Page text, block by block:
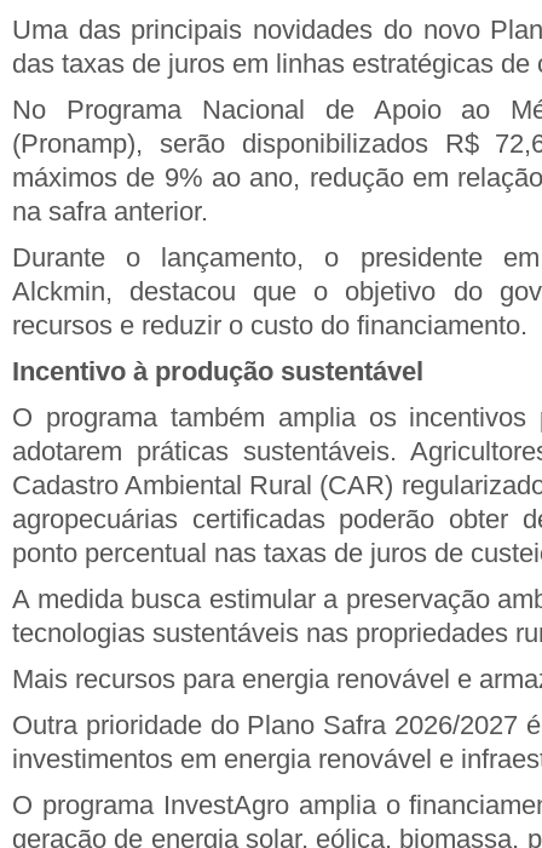
Uma das principais novidades do novo
das taxas de juros em linhas estratégicas de
No Programa Nacional de Apoio ao
(Pronamp), serão disponibilizados R$
máximos de 9% ao ano, redução em
na safra anterior.
Durante o lançamento, o presidente
Alckmin, destacou que o objetivo do
recursos e reduzir o custo do financiamento.
Incentivo à produção sustentável
O programa também amplia os incentivos
adotarem práticas sustentáveis.
Cadastro Ambiental Rural (CAR)
agropecuárias certificadas poderão obter
ponto percentual nas taxas de juros de
A medida busca estimular a preservação
tecnologias sustentáveis nas propriedades
Mais recursos para energia renovável e
Outra prioridade do Plano Safra 2026/2027
investimentos em energia renovável e
O programa InvestAgro amplia o
geração de energia solar, eólica, biomassa,